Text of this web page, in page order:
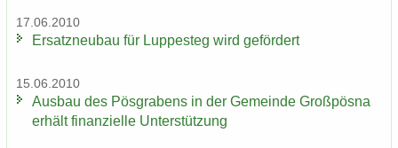
17.06.2010
Er­satz­neu­bau für Lup­pe­steg wird ge­för­dert
15.06.2010
Aus­bau des Pös­gra­bens in der Ge­mein­de Groß­pös­na
er­hält fi­nan­zi­el­le Un­ter­stüt­zung